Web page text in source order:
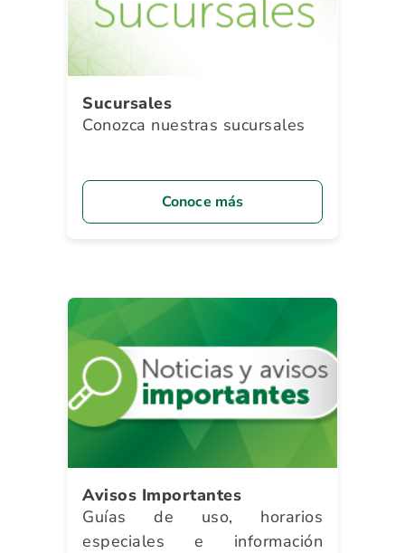
Sucursales
Conozca nuestras sucursales
Conoce más
Avisos Importantes
Guías de uso, horarios
especiales e información